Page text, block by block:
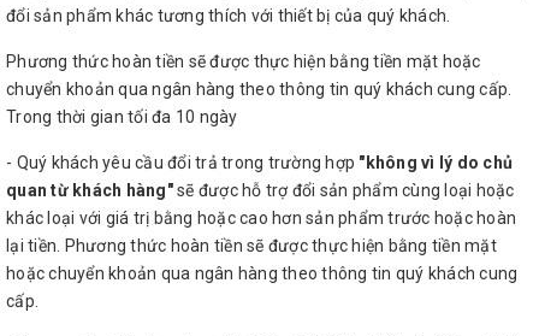
đổi sản phẩm khác tương thích với thiết bị của quý khách.
Phương thức hoàn tiền sẽ được thực hiện bằng tiền mặt hoặc
chuyển khoản qua ngân hàng theo thông tin quý khách cung cấp.
Trong thời gian tối đa 10 ngày
- Quý khách yêu cầu đổi trả trong trường hợp "không vì lý do chủ
quan từ khách hàng"sẽ được hỗ trợ đổi sản phẩm cùng loại hoặc
khác loại với giá trị bằng hoặc cao hơn sản phẩm trước hoặc hoàn
lại tiền. Phương thức hoàn tiền sẽ được thực hiện bằng tiền mặt
hoặc chuyển khoản qua ngân hàng theo thông tin quý khách cung
cấp.